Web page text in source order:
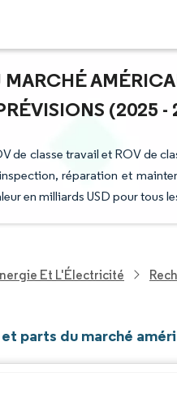
(2025 -
de classe travail et ROV de
réparation et
en milliards USD pour tous
Et L'Électricité
parts du marché